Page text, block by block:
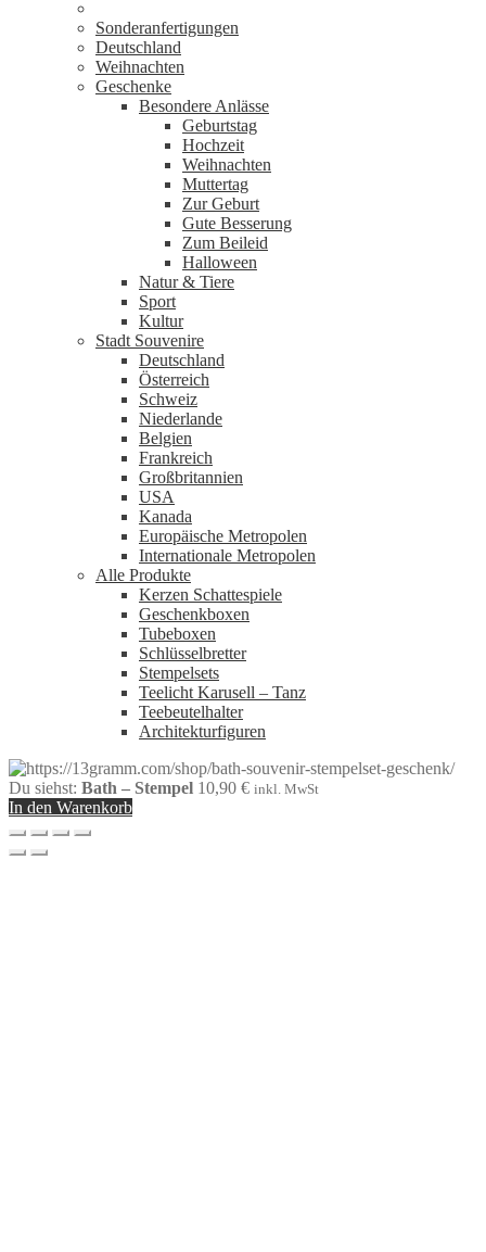
Sonderanfertigungen
Deutschland
Weihnachten
Geschenke
Besondere Anlässe
Geburtstag
Hochzeit
Weihnachten
Muttertag
Zur Geburt
Gute Besserung
Zum Beileid
Halloween
Natur & Tiere
Sport
Kultur
Stadt Souvenire
Deutschland
Österreich
Schweiz
Niederlande
Belgien
Frankreich
Großbritannien
USA
Kanada
Europäische Metropolen
Internationale Metropolen
Alle Produkte
Kerzen Schattespiele
Geschenkboxen
Tubeboxen
Schlüsselbretter
Stempelsets
Teelicht Karusell – Tanz
Teebeutelhalter
Architekturfiguren
Du siehst: Bath – Stempel 10,90 € inkl. MwSt
In den Warenkorb